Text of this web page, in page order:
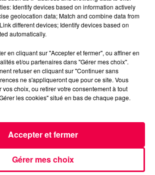
2022-06-17-16-40-
INFOS
EMISSIONS
Identify devices based on information actively
geolocation data; Match and combine data from
different devices; Identify devices based on
automatically.
en cliquant sur "Accepter et fermer", ou affiner en
et/ou partenaires dans "Gérer mes choix".
refuser en cliquant sur "Continuer sans
ne s'appliqueront que pour ce site. Vous
vos choix, ou retirer votre consentement à tout
les cookies" situé en bas de chaque page.
Gérer mes choix
Accepter et fermer